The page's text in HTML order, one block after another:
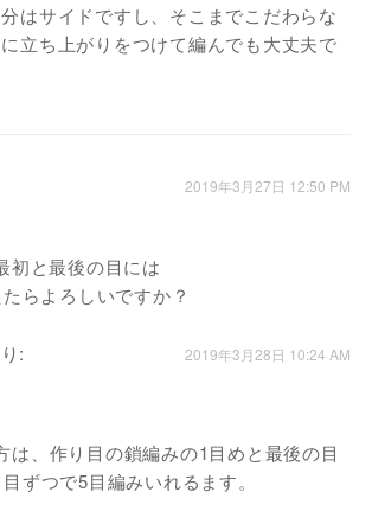
はサイドですし、そこまでこだわらな
立ち上がりをつけて編んでも大丈夫で
2019年3月27日 12:50 PM
初と最後の目には
らよろしいですか？
: 2019年3月28日 10:24 AM
は、作り目の鎖編みの1目めと最後の目
ずつで5目編みいれるます。